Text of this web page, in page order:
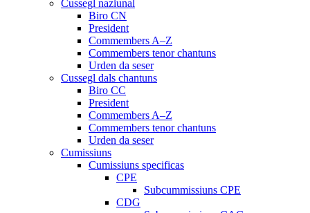
Cussegl naziunal
Biro CN
President
Commembers A–Z
Commembers tenor chantuns
Urden da seser
Cussegl dals chantuns
Biro CC
President
Commembers A–Z
Commembers tenor chantuns
Urden da seser
Cumissiuns
Cumissiuns specificas
CPE
Subcummissiuns CPE
CDG